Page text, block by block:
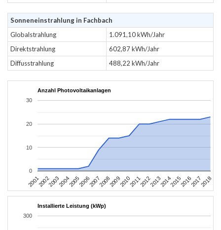
Sonneneinstrahlung in Fachbach
Globalstrahlung
1.091,10 kWh/Jahr
Direktstrahlung
602,87 kWh/Jahr
Diffusstrahlung
488,22 kWh/Jahr
Anzahl Photovoltaikanlagen
200120022003200420052006200720082009201020112012201320142015201620172018
0
10
20
30
Installierte Leistung (kWp)
300